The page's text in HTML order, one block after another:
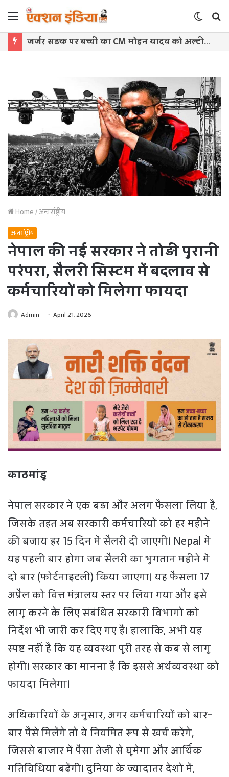
Menu
Switch
skin
जर्जर सड़क पर बच्ची का CM मोहन यादव को अल्टीमेटम, बोली- ‘सड़क बनवाओ, वर्ना कुर्सी से हटवा देंगे’
Home/अन्तर्राष्ट्रीय
अन्तर्राष्ट्रीय
नेपाल की नई सरकार ने तोड़ी पुरानी
परंपरा, सैलरी सिस्टम में बदलाव से
कर्मचारियों को मिलेगा फायदा
Admin April 21, 2026
काठमांडू
नेपाल सरकार ने एक बड़ा और अलग फैसला लिया है,
जिसके तहत अब सरकारी कर्मचारियों को हर महीने
की बजाय हर 15 दिन में सैलरी दी जाएगी। Nepal में
यह पहली बार होगा जब सैलरी का भुगतान महीने में
दो बार (फोर्टनाइटली) किया जाएगा। यह फैसला 17
अप्रैल को वित्त मंत्रालय स्तर पर लिया गया और इसे
लागू करने के लिए संबंधित सरकारी विभागों को
निर्देश भी जारी कर दिए गए हैं। हालांकि, अभी यह
स्पष्ट नहीं है कि यह व्यवस्था पूरी तरह से कब से लागू
होगी। सरकार का मानना है कि इससे अर्थव्यवस्था को
फायदा मिलेगा।
अधिकारियों के अनुसार, अगर कर्मचारियों को बार-
बार पैसे मिलेंगे तो वे नियमित रूप से खर्च करेंगे,
जिससे बाजार में पैसा तेजी से घूमेगा और आर्थिक
गतिविधियां बढ़ेंगी। दुनिया के ज्यादातर देशों में,